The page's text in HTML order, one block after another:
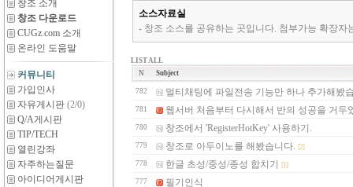
창조 소개
창조 다운로드
CUGz.com 소개
온라인 도움말
커뮤니티
가입인사
자유게시판 (2/0)
Q/A게시판
TIP/TECH
열린강좌
자주하는질문
아이디어게시판
소스자료실
- 창조 소스를 공유하는 곳입니다. 첨부가능 확장자
LIST ALL
N
Subject
782 멀티채팅에 파일전송 기능만 하나 추가해봤
781 웹서버 처음부터 다시해서 반의 성공을 거두
780 창조에서 'RegisterHotKey' 사용하기.
779 창조로 아두이노를 해봤습니다. [2]
778 한글 초성/중성/종성 합치기 [1]
777 필기인식